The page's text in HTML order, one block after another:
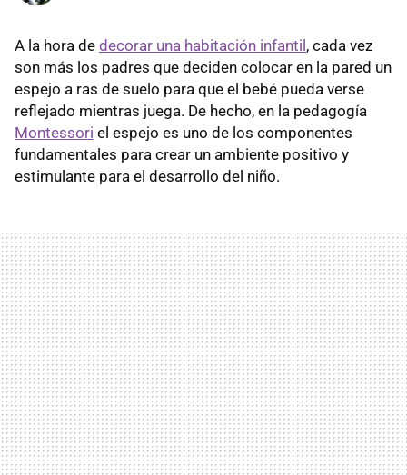
A la hora de decorar una habitación infantil, cada vez
son más los padres que deciden colocar en la pared un
espejo a ras de suelo para que el bebé pueda verse
reflejado mientras juega. De hecho, en la pedagogía
Montessori el espejo es uno de los componentes
fundamentales para crear un ambiente positivo y
estimulante para el desarrollo del niño.